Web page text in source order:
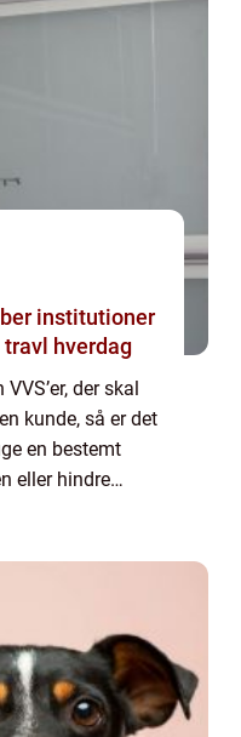
institutioner
hverdag
der skal
kunde, så er det
en bestemt
eller hindre